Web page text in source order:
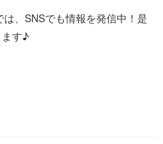
、SNSでも情報を発信中！是
す♪